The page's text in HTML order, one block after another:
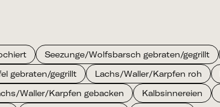
Seezunge/Wolfsbarsch gebraten/gegrillt
gebraten/gegrillt Lachs/Waller/Karpfen roh
Waller/Karpfen gebacken Kalbsinnereien